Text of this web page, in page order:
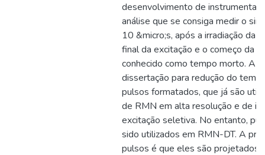
desenvolvimento de
análise que se consiga medir o
10 &micro;s, após a irradiação da
final da excitação e o começo da
conhecido como tempo morto. A
dissertação para redução do
pulsos formatados, que já são
de RMN em alta resolução e de
excitação seletiva. No entanto,
sido utilizados em RMN-DT. A
pulsos é que eles são projetados